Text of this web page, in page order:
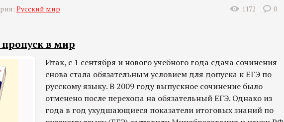
Русский мир 1172 0
в мир
Итак, с 1 сентября и нового учебного года сдача сочинения
снова стала обязательным условием для допуска к ЕГЭ по
русскому языку. В 2009 году выпускное сочинение было
отменено после перехода на обязательный ЕГЭ. Однако из
года в год ухудшающиеся показатели итоговых знаний по